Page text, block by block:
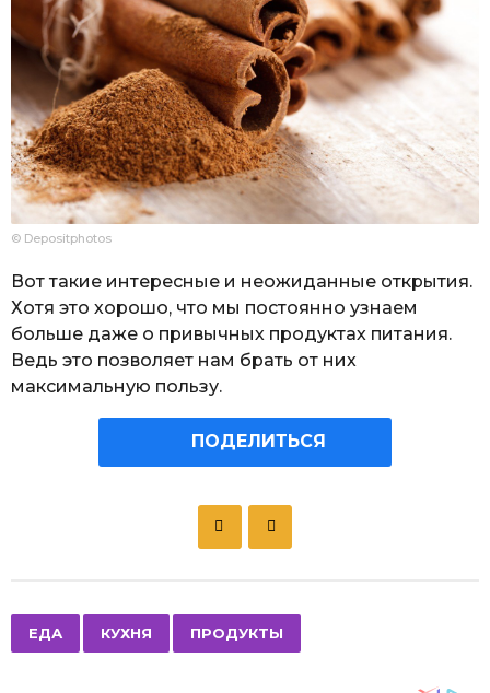
© Depositphotos
Вот такие интересные и неожиданные открытия.
Хотя это хорошо, что мы постоянно узнаем
больше даже о привычных продуктах питания.
Ведь это позволяет нам брать от них
максимальную пользу.
ПОДЕЛИТЬСЯ
a
ЕДА КУХНЯ ПРОДУКТЫ